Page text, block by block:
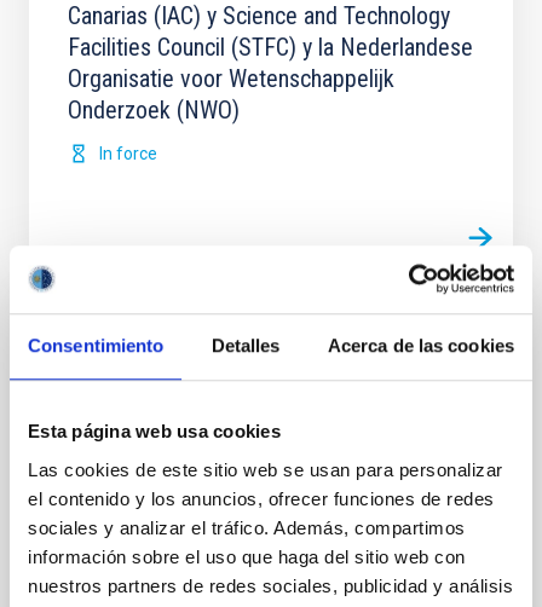
Consentimiento Detalles Acerca de las cookies
Esta página web usa cookies
Las cookies de este sitio web se usan para personalizar
el contenido y los anuncios, ofrecer funciones de redes
sociales y analizar el tráfico. Además, compartimos
información sobre el uso que haga del sitio web con
nuestros partners de redes sociales, publicidad y análisis
Canarias (IAC) y Science and Technology
Facilities Council (STFC) y la Nederlandese
Organisatie voor Wetenschappelijk
Onderzoek (NWO)
In force
Acuerdo para la instalación del Telescopio
de Treinta Metros (TMT) en el
entre el IAC y el TMT International
Observatory LLC
Regular las condiciones para la instalación del TMT
en el ORM, su futura operación y, cuando así se
decida de mutuo acuerdo, su demolición, retirada y
restauración del emplazamiento